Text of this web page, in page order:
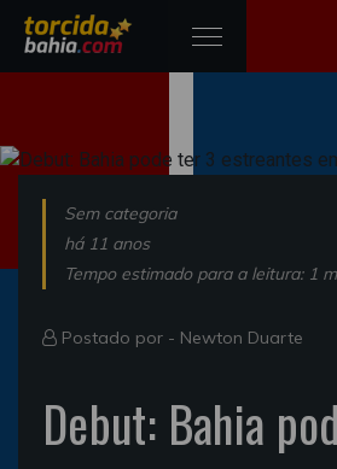
Sem categoria
há 11 anos
Tempo estimado para a leitura: 1
Postado por - Newton Duarte
Debut: Bahia